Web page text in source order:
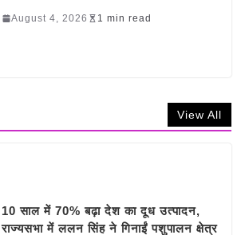
August 4, 2026 1 min read
View All
10 साल में 70% बढ़ा देश का दूध उत्पादन,
राज्यसभा में ललन सिंह ने गिनाईं पशुपालन क्षेत्र